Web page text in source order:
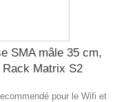
SMA mâle 35 cm,
Matrix S2
pour le Wifi et